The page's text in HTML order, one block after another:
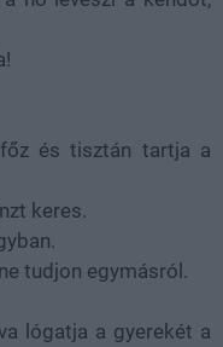
és tisztán tartja a
keres.
tudjon egymásról.
lógatja a gyerekét a